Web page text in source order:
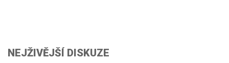
NEJŽIVĚJŠÍ DISKUZE